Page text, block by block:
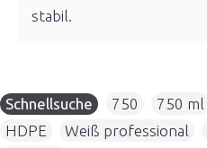
stabil.
Schnellsuche 750 750 ml
HDPE
Weiß professional